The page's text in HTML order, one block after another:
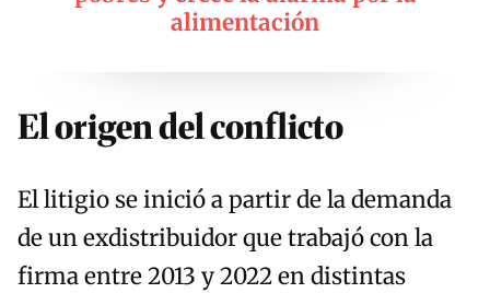
alimentación
El origen del conflicto
El litigio se inició a partir de la demanda
de un exdistribuidor que trabajó con la
firma entre 2013 y 2022 en distintas